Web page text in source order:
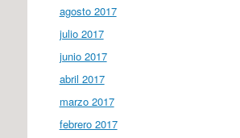
agosto 2017
julio 2017
junio 2017
abril 2017
marzo 2017
febrero 2017